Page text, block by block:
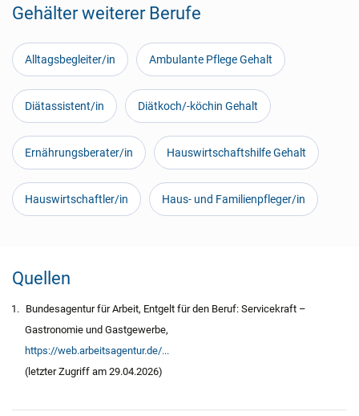
Gehälter weiterer Berufe
Alltagsbegleiter/in Ambulante Pflege Gehalt
Diätassistent/in Diätkoch/-köchin Gehalt
Ernährungsberater/in Hauswirtschaftshilfe Gehalt
Hauswirtschaftler/in Haus- und Familienpfleger/in
Quellen
Bundesagentur für Arbeit, Entgelt für den Beruf: Servicekraft –
Gastronomie und Gastgewerbe,
https://web.arbeitsagentur.de/...
(letzter Zugriff am 29.04.2026)